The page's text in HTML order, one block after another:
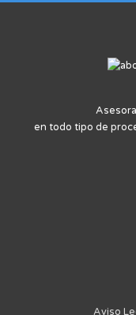
en todo tipo de
Aviso